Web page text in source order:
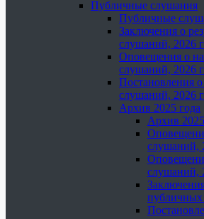
Публичные слушания
Публичные
Заключения о
слушаний, 2026
Оповещения о
слушаний, 2026
Постановления
слушаний, 2026
Архив 2025 года
Архив
слушаний,
слушаний,
публичных